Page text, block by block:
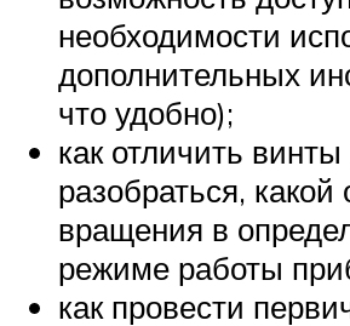
необходимости
дополнительных
что удобно);
как отличить винты
разобраться, какой
вращения в
режиме работы
как провести